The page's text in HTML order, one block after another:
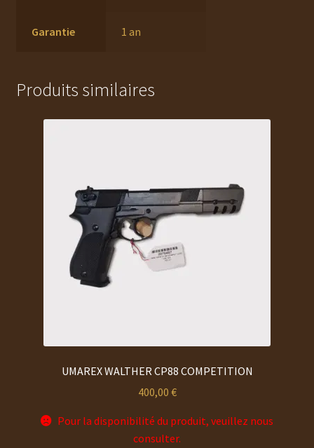
Garantie 1 an
Produits similaires
UMAREX WALTHER CP88 COMPETITION
400,00 €
Pour la disponibilité du produit, veuillez nous
consulter.